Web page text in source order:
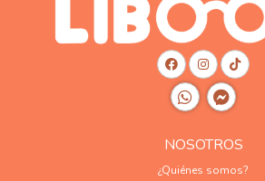
NOSOTROS
¿Quiénes somos?